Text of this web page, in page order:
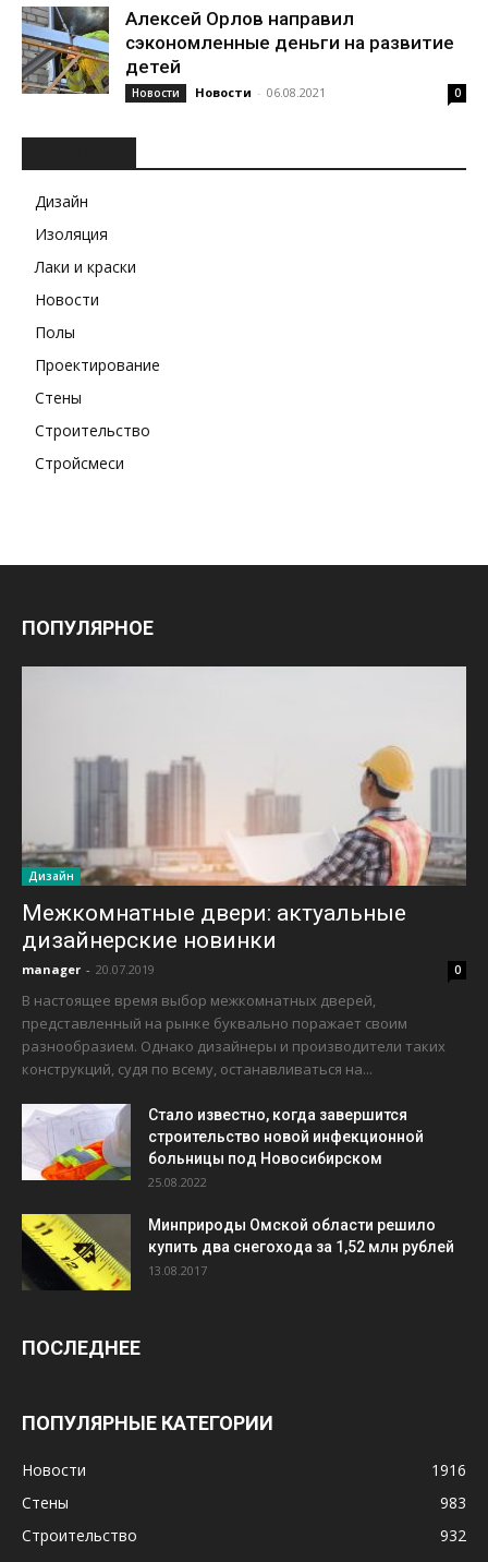
Алексей Орлов направил
сэкономленные деньги на развитие
детей
Новости Новости - 06.08.2021 0
Дизайн
Изоляция
Лаки и краски
Новости
Полы
Проектирование
Стены
Строительство
Стройсмеси
ПОПУЛЯРНОЕ
Дизайн
Межкомнатные двери: актуальные
дизайнерские новинки
manager - 20.07.2019 0
В настоящее время выбор межкомнатных дверей,
представленный на рынке буквально поражает своим
разнообразием. Однако дизайнеры и производители таких
конструкций, судя по всему, останавливаться на...
Стало известно, когда завершится
строительство новой инфекционной
больницы под Новосибирском
25.08.2022
Минприроды Омской области решило
купить два снегохода за 1,52 млн рублей
13.08.2017
ПОСЛЕДНЕЕ
ПОПУЛЯРНЫЕ КАТЕГОРИИ
Новости
1916
Стены
983
Строительство
932